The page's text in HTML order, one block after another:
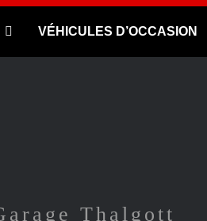
VÉHICULES D’OCCASION
Thalgott